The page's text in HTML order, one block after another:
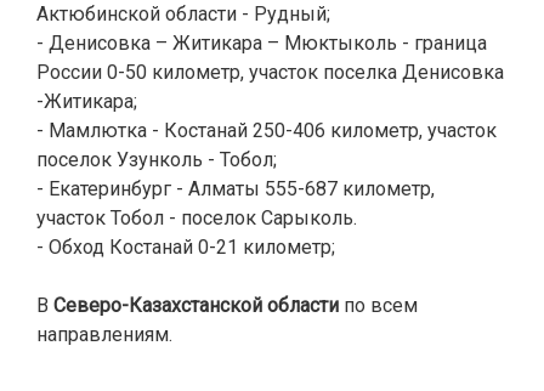
Актюбинской области - Рудный;
- Денисовка – Житикара – Мюктыколь - граница
России 0-50 километр, участок поселка Денисовка
-Житикара;
- Мамлютка - Костанай 250-406 километр, участок
поселок Узунколь - Тобол;
- Екатеринбург - Алматы 555-687 километр,
участок Тобол - поселок Сарыколь.
- Обход Костанай 0-21 километр;
В Северо-Казахстанской области по всем
направлениям.